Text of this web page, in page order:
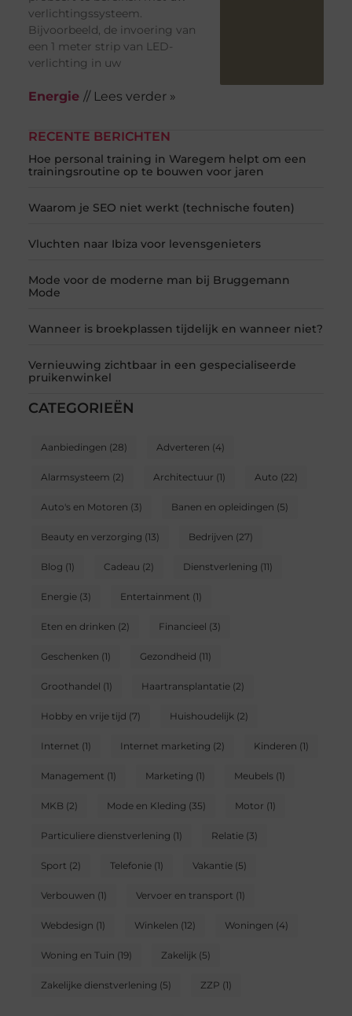
RECENTE BERICHTEN
Hoe personal training in Waregem helpt om een
trainingsroutine op te bouwen voor jaren
Waarom je SEO niet werkt (technische fouten)
Vluchten naar Ibiza voor levensgenieters
Mode voor de moderne man bij Bruggemann
Mode
Wanneer is broekplassen tijdelijk en wanneer niet?
Vernieuwing zichtbaar in een gespecialiseerde
pruikenwinkel
CATEGORIEËN
Aanbiedingen (28) Adverteren (4)
Alarmsysteem (2) Architectuur (1) Auto (22)
Auto's en Motoren (3) Banen en opleidingen (5)
Beauty en verzorging (13) Bedrijven (27)
Blog (1) Cadeau (2) Dienstverlening (11)
Energie(3) Entertainment (1)
Eten en drinken (2) Financieel (3)
Geschenken (1) Gezondheid (11)
Groothandel (1) Haartransplantatie(2)
Hobby en vrije tijd (7) Huishoudelijk(2)
Internet (1) Internet marketing (2) Kinderen (1)
Management (1) Marketing (1) Meubels(1)
MKB (2) Mode en Kleding (35) Motor (1)
Particuliere dienstverlening (1) Relatie(3)
Sport (2) Telefonie(1) Vakantie(5)
Verbouwen (1) Vervoer en transport (1)
Webdesign (1) Winkelen (12) Woningen (4)
Woning en Tuin (19) Zakelijk(5)
Zakelijke dienstverlening (5) ZZP (1)
verlichtingssysteem.
Bijvoorbeeld, de invoering van
een 1 meter strip van LED-
verlichting in uw
Energie // Lees verder »